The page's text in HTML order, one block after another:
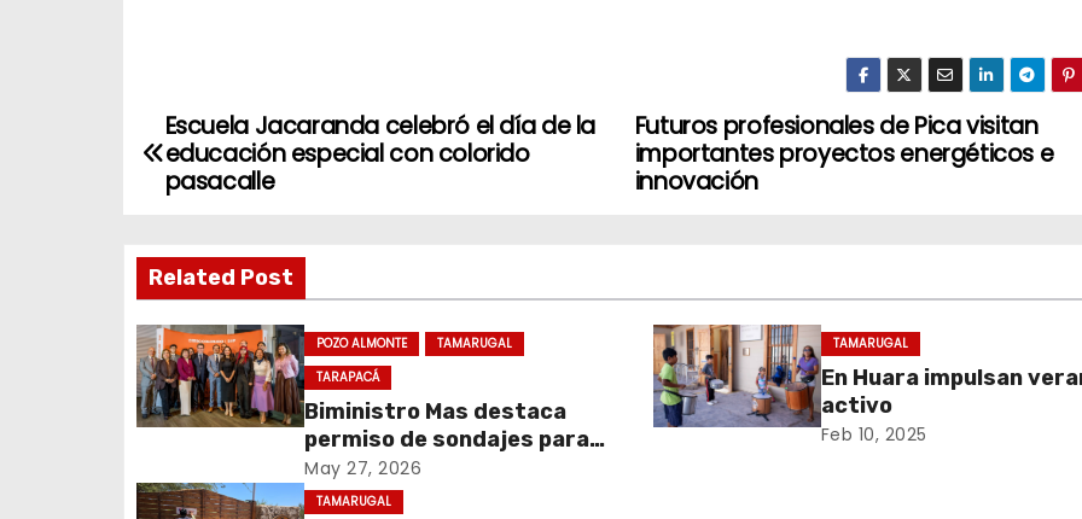
N
e
g
a
c
i
Futuros profesionales de Pica visitan
importantes proyectos energéticos e
innovación
Escuela Jacaranda celebró el día de la
educación especial con colorido
pasacalle
Related Post
POZO ALMONTE
TAMARUGAL
TARAPACÁ
Biministro Mas destaca
permiso de sondajes para
Cerro Colorado
May 27, 2026
TAMARUGAL
En Huara impulsan
activo
Feb 10, 2025
TAMARUGAL